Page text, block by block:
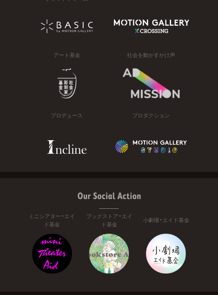
アート基金 社会を動かすかけ声
プロデュース プロダクション
Our Social Action
ミニシアター・エイ
ド基金
ブックストア・エイ
ド基金
小劇場・エイド基金